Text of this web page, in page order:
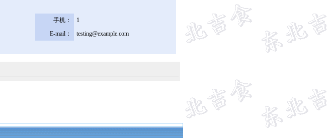
手机：
1
E-mail：
testing@example.com